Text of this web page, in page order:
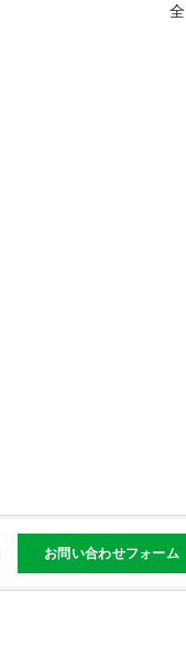
全
お問い合わせフォーム